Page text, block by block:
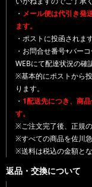
・ メール便は代引き発
ます。
・ポストに投函されま
・お問合せ番号+バー
WEBにて配達状況の確
※基本的にポストから
ります。
・ 1配送先につき、商
す。
※ご注文完了後、正規
※すべての商品を佐川
※送料は税込の金額とな
返品・交換について